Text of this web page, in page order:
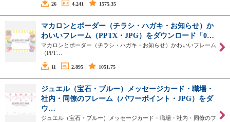
26 4,241 1575.35
マカロンとボーダー（チラシ・ハガキ・お知らせ）か
わいいフレーム（PPTX・JPG）をダウンロード「0…
マカロンとボーダー（チラシ・ハガキ・お知らせ）かわいいフレーム
（PPT…
11 2,895 1051.75
ジュエル（宝石・ブルー）メッセージカード・職場・
社内・同僚のフレーム（パワーポイント・JPG）をダ
ウ…
ジュエル（宝石・ブルー）メッセージカード・職場・社内・同僚のフ